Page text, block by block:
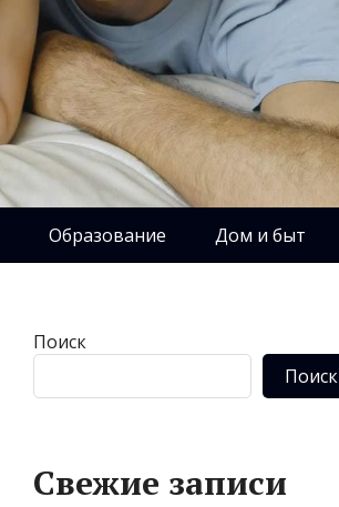
Образование Дом и быт
Поиск
Поиск
Свежие записи